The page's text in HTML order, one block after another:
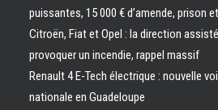
puissantes, 15 000 € d’amende, prison
Citroën, Fiat et Opel : la direction
provoquer un incendie, rappel massif
Renault 4 E-Tech électrique : nouvelle
nationale en Guadeloupe